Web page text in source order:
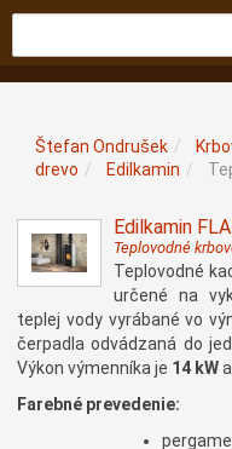
Štefan Ondrušek /
drevo / Edilkamin /
Edilkamin
Teplovodné
Teplovodné
určené na
teplej vody vyrábané vo
čerpadla odvádzaná do
Výkon výmenníka je 14 kW
Farebné prevedenie: